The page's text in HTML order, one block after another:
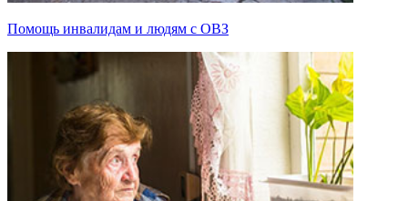
Помощь инвалидам и людям с ОВЗ